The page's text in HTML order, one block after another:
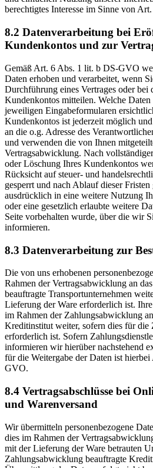
berechtigtes Interesse im Sinne von
8.2 Datenverarbeitung bei
Kundenkontos und zur
Gemäß Art. 6 Abs. 1 lit. b DS-GVO
Daten erhoben und verarbeitet, wenn
Durchführung eines Vertrages oder bei
Kundenkontos mitteilen. Welche Daten
jeweiligen Eingabeformularen
Kundenkontos ist jederzeit möglich
an die o.g. Adresse des
und verwenden die von Ihnen
Vertragsabwicklung. Nach
oder Löschung Ihres Kundenkontos
Rücksicht auf steuer- und
gesperrt und nach Ablauf dieser
ausdrücklich in eine weitere Nutzung
oder eine gesetzlich erlaubte weitere
Seite vorbehalten wurde, über die wir
informieren.
8.3 Datenverarbeitung zur
Die von uns erhobenen
Rahmen der Vertragsabwicklung an
beauftragte Transportunternehmen
Lieferung der Ware erforderlich ist.
im Rahmen der Zahlungsabwicklung
Kreditinstitut weiter, sofern dies für
erforderlich ist. Sofern
informieren wir hierüber nachstehend
für die Weitergabe der Daten ist
GVO.
8.4 Vertragsabschlüsse bei
und Warenversand
Wir übermitteln personenbezogene
dies im Rahmen der
mit der Lieferung der Ware betrauten
Zahlungsabwicklung beauftragte